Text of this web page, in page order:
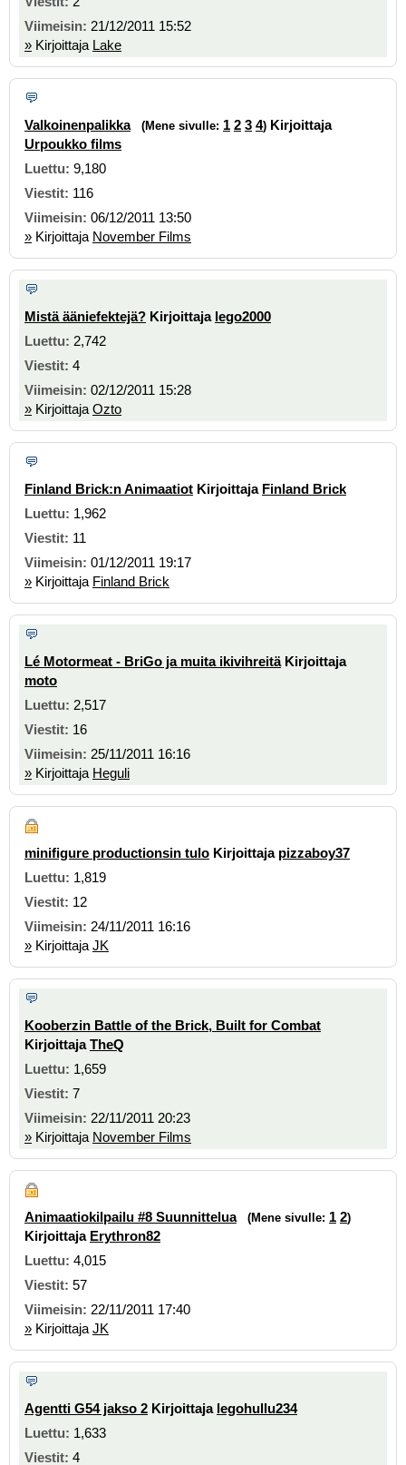
21/12/2011 15:52
» Kirjoittaja Lake
Valkoinenpalikka (Mene sivulle: 1 2 3 4) Kirjoittaja
Urpoukko films
9,180
116
06/12/2011 13:50
» Kirjoittaja November Films
Mistä ääniefektejä? Kirjoittaja lego2000
2,742
4
02/12/2011 15:28
» Kirjoittaja Ozto
Finland Brick:n Animaatiot Kirjoittaja Finland Brick
1,962
11
01/12/2011 19:17
» Kirjoittaja Finland Brick
Lé Motormeat - BriGo ja muita ikivihreitä Kirjoittaja
moto
2,517
16
25/11/2011 16:16
» Kirjoittaja Heguli
minifigure productionsin tulo Kirjoittaja pizzaboy37
1,819
12
24/11/2011 16:16
» Kirjoittaja JK
Kooberzin Battle of the Brick, Built for Combat
KirjoittajaTheQ
1,659
7
22/11/2011 20:23
» Kirjoittaja November Films
Animaatiokilpailu #8 Suunnittelua (Mene sivulle: 1 2)
Kirjoittaja Erythron82
4,015
57
22/11/2011 17:40
» Kirjoittaja JK
Agentti G54 jakso 2 Kirjoittaja legohullu234
1,633
4